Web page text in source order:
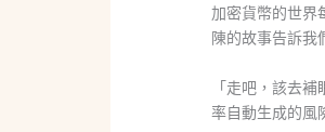
加密貨幣的世界
陳的故事告訴我
「走吧，該去
率自動生成的風